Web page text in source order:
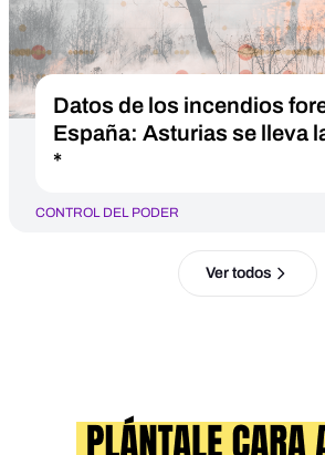
Datos de los incendios
España: Asturias se lleva
*
CONTROL DEL PODER
Ver todos